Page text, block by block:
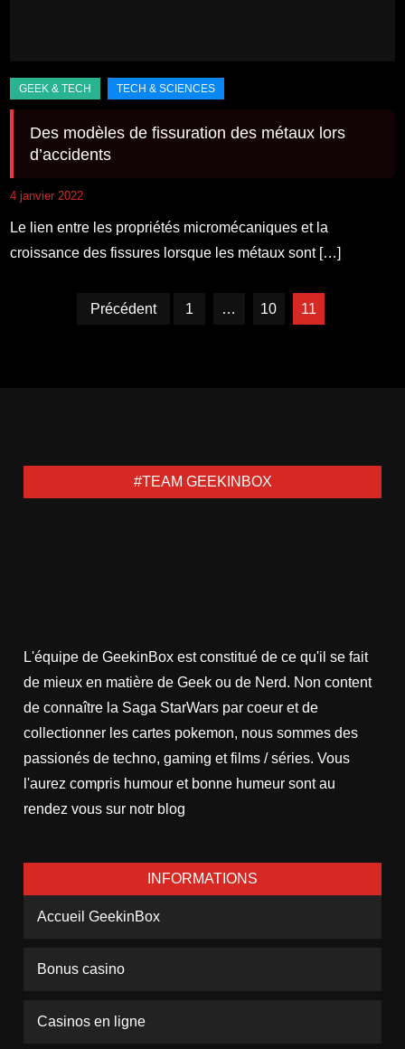
Des modèles de fissuration des métaux lors
d’accidents
4 janvier 2022
Le lien entre les propriétés micromécaniques et la
croissance des fissures lorsque les métaux sont […]
Pagination
Précédent 1 … 10 11
#TEAM GEEKINBOX
L'équipe de GeekinBox est constitué de ce qu'il se fait
de mieux en matière de Geek ou de Nerd. Non content
de connaître la Saga StarWars par coeur et de
collectionner les cartes pokemon, nous sommes des
passionés de techno, gaming et films / séries. Vous
l'aurez compris humour et bonne humeur sont au
rendez vous sur notr blog
INFORMATIONS
Accueil GeekinBox
Bonus casino
Casinos en ligne